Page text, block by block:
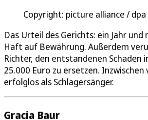
Copyright: picture alliance / dpa
Das Urteil des Gerichts: ein Jahr
Haft auf Bewährung. Außerdem
Richter, den entstandenen Schaden
25.000 Euro zu ersetzen. Inzwischen
erfolglos als Schlagersänger.
Gracia Baur